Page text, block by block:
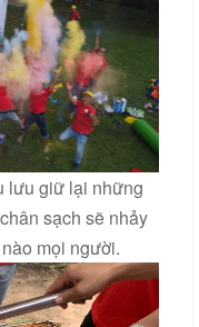
lưu giữ lại những
sạch sẽ nhảy
mọi người.